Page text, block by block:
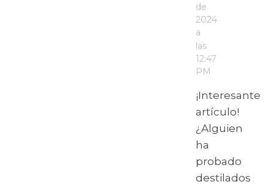
de
2024
a
las
12:47
PM
¡Interesante
artículo!
¿Alguien
ha
probado
destilados